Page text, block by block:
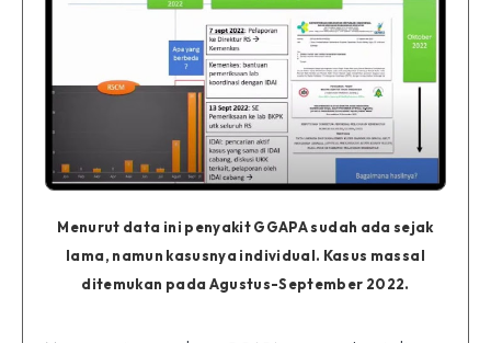
Menurut data ini penyakit GGAPA sudah ada sejak
lama, namun kasusnya individual. Kasus massal
ditemukan pada Agustus-September 2022.